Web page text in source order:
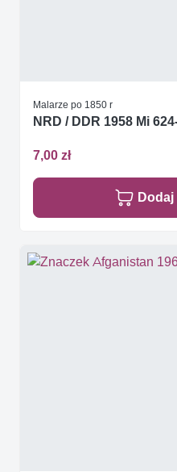
Malarze po 1850 r
NRD / DDR 1958 Mi
7,00 zł